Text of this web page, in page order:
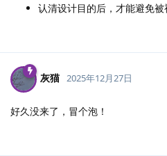
认清设计目的后，才能避免被
灰猫 2025年12月27日
好久没来了，冒个泡！